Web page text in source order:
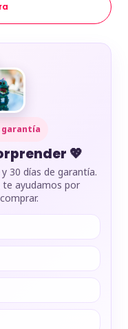
garantía
💖
30 días de garantía.
te ayudamos por